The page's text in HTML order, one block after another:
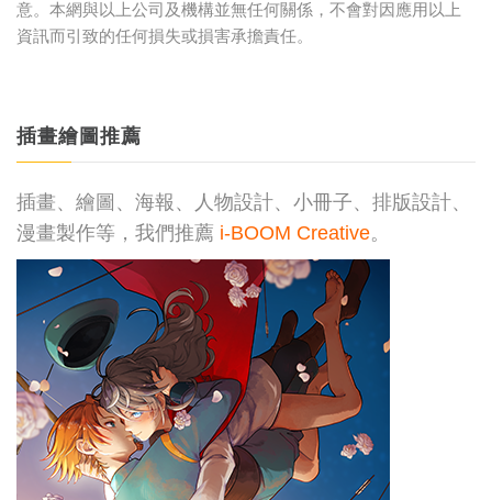
意。本網與以上公司及機構並無任何關係，不會對因應用以上
資訊而引致的任何損失或損害承擔責任。
插畫繪圖推薦
插畫、繪圖、海報、人物設計、小冊子、排版設計、
漫畫製作等，我們推薦 i-BOOM Creative。